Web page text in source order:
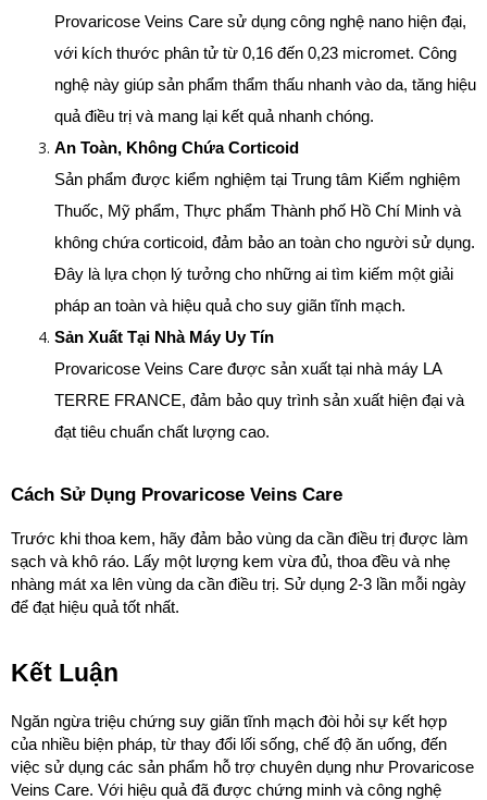
Provaricose Veins Care sử dụng công nghệ nano hiện đại,
với kích thước phân tử từ 0,16 đến 0,23 micromet. Công
nghệ này giúp sản phẩm thẩm thấu nhanh vào da, tăng hiệu
quả điều trị và mang lại kết quả nhanh chóng.
An Toàn, Không Chứa Corticoid
Sản phẩm được kiểm nghiệm tại Trung tâm Kiểm nghiệm
Thuốc, Mỹ phẩm, Thực phẩm Thành phố Hồ Chí Minh và
không chứa corticoid, đảm bảo an toàn cho người sử dụng.
Đây là lựa chọn lý tưởng cho những ai tìm kiếm một giải
pháp an toàn và hiệu quả cho suy giãn tĩnh mạch.
Sản Xuất Tại Nhà Máy Uy Tín
Provaricose Veins Care được sản xuất tại nhà máy LA
TERRE FRANCE, đảm bảo quy trình sản xuất hiện đại và
đạt tiêu chuẩn chất lượng cao.
Cách Sử Dụng Provaricose Veins Care
Trước khi thoa kem, hãy đảm bảo vùng da cần điều trị được làm
sạch và khô ráo. Lấy một lượng kem vừa đủ, thoa đều và nhẹ
nhàng mát xa lên vùng da cần điều trị. Sử dụng 2-3 lần mỗi ngày
để đạt hiệu quả tốt nhất.
Kết Luận
Ngăn ngừa triệu chứng suy giãn tĩnh mạch đòi hỏi sự kết hợp
của nhiều biện pháp, từ thay đổi lối sống, chế độ ăn uống, đến
việc sử dụng các sản phẩm hỗ trợ chuyên dụng như Provaricose
Veins Care. Với hiệu quả đã được chứng minh và công nghệ